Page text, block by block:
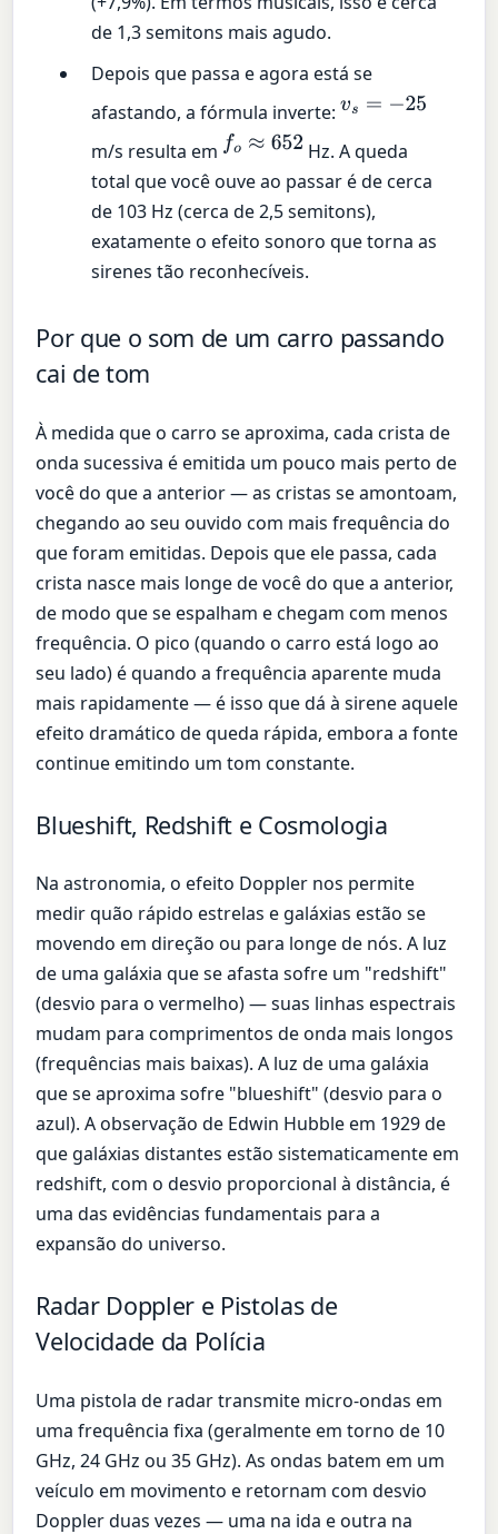
de 1,3 semitons mais agudo.
Depois que passa e agora está se
afastando, a fórmula inverte:vs =−25
m/s resulta em fo≈652
Hz. A queda
total que você ouve ao passar é de cerca
de 103 Hz (cerca de 2,5 semitons),
exatamente o efeito sonoro que torna as
sirenes tão reconhecíveis.
Por que o som de um carro passando
cai de tom
À medida que o carro se aproxima, cada crista de
onda sucessiva é emitida um pouco mais perto de
você do que a anterior — as cristas se amontoam,
chegando ao seu ouvido com mais frequência do
que foram emitidas. Depois que ele passa, cada
crista nasce mais longe de você do que a anterior,
de modo que se espalham e chegam com menos
frequência. O pico (quando o carro está logo ao
seu lado) é quando a frequência aparente muda
mais rapidamente — é isso que dá à sirene aquele
efeito dramático de queda rápida, embora a fonte
continue emitindo um tom constante.
Blueshift, Redshift e Cosmologia
Na astronomia, o efeito Doppler nos permite
medir quão rápido estrelas e galáxias estão se
movendo em direção ou para longe de nós. A luz
de uma galáxia que se afasta sofre um "redshift"
(desvio para o vermelho) — suas linhas espectrais
mudam para comprimentos de onda mais longos
(frequências mais baixas). A luz de uma galáxia
que se aproxima sofre "blueshift" (desvio para o
azul). A observação de Edwin Hubble em 1929 de
que galáxias distantes estão sistematicamente em
redshift, com o desvio proporcional à distância, é
uma das evidências fundamentais para a
expansão do universo.
Radar Doppler e Pistolas de
Velocidade da Polícia
Uma pistola de radar transmite micro-ondas em
uma frequência fixa (geralmente em torno de 10
GHz, 24 GHz ou 35 GHz). As ondas batem em um
veículo em movimento e retornam com desvio
Doppler duas vezes — uma na ida e outra na